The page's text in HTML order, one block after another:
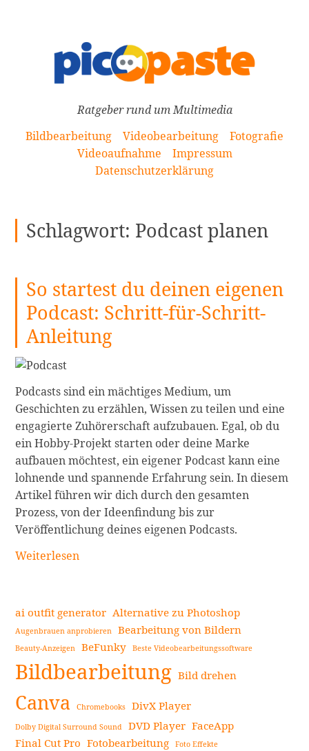
Ratgeber rund um Multimedia
Bildbearbeitung
Videobearbeitung
Fotografie
Videoaufnahme
Impressum
Datenschutzerklärung
Schlagwort: Podcast planen
So startest du deinen eigenen
Podcast: Schritt-für-Schritt-
Anleitung
Podcasts sind ein mächtiges Medium, um
Geschichten zu erzählen, Wissen zu teilen und eine
engagierte Zuhörerschaft aufzubauen. Egal, ob du
ein Hobby-Projekt starten oder deine Marke
aufbauen möchtest, ein eigener Podcast kann eine
lohnende und spannende Erfahrung sein. In diesem
Artikel führen wir dich durch den gesamten
Prozess, von der Ideenfindung bis zur
Veröffentlichung deines eigenen Podcasts.
So
deinen
für-
Schritt-
Anleitung
weiterlesen
Weiterlesen
Seitenleiste
ai outfit generator Alternative zu Photoshop
Augenbrauen anprobieren Bearbeitung von Bildern
Beauty-Anzeigen BeFunky Beste Videobearbeitungssoftware
Bildbearbeitung Bild drehen
Canva Chromebooks DivX Player
Dolby Digital Surround Sound DVD Player FaceApp
Final Cut Pro Fotobearbeitung Foto Effekte